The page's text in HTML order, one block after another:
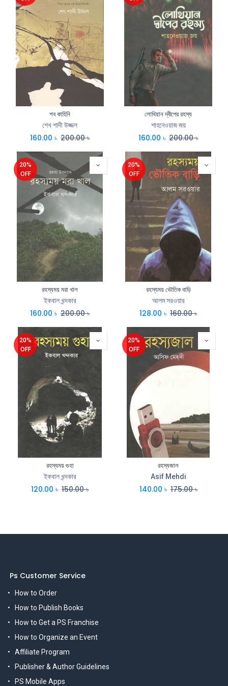
শব কাহিনি
শেখ শাদী উজ্জল
160.00 ৳ 200.00৳
লোথিয়ান দ্বীপের রহস্য
শাহনেওয়াজ জয়
160.00 ৳ 200.00৳
20%
OFF
রহস্যময় মরা খাল
ইকবাল খন্দকার
160.00 ৳ 200.00৳
20%
OFF
রহস্যময় ভৌতিক বাড়ি
আলম সরওয়ার
128.00 ৳ 160.00৳
20%
OFF
রহস্যময় গুহা
ইকবাল খন্দকার
120.00 ৳ 150.00৳
20%
OFF
রহস্যজাল
Asif Mehdi
140.00 ৳ 175.00৳
Ps Customer Service
How to Order
How to Publish Books
How to Get a PS Franchise
How to Organize an Event
Affiliate Program
Publisher & Author Guidelines
PS Mobile Apps